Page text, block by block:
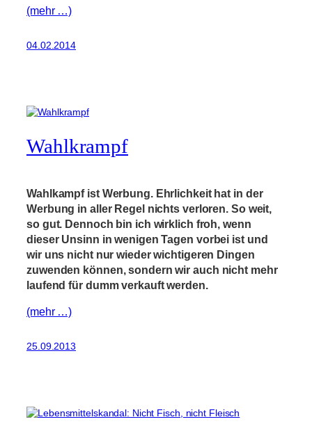
(mehr …)
04.02.2014
Wahlkrampf
Wahlkampf ist Werbung. Ehrlichkeit hat in der
Werbung in aller Regel nichts verloren. So weit,
so gut. Dennoch bin ich wirklich froh, wenn
dieser Unsinn in wenigen Tagen vorbei ist und
wir uns nicht nur wieder wichtigeren Dingen
zuwenden können, sondern wir auch nicht mehr
laufend für dumm verkauft werden.
(mehr …)
25.09.2013